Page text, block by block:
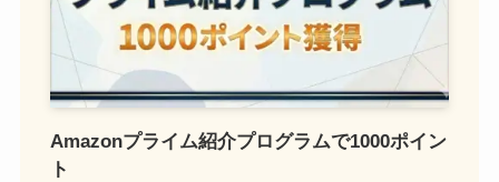
Amazonプライム紹介プログラムで1000ポイン
ト